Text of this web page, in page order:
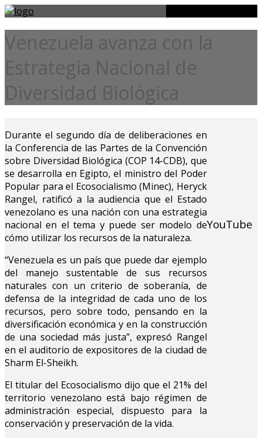
Venezuela avanza con la
Estrategia Nacional de
Diversidad Biológica
Durante el segundo día de deliberaciones en
la Conferencia de las Partes de la Convención
sobre Diversidad Biológica (COP 14-CDB), que
se desarrolla en Egipto, el ministro del Poder
Popular para el Ecosocialismo (Minec), Heryck
Rangel, ratificó a la audiencia que el Estado
venezolano es una nación con una estrategia
nacional en el tema y puede ser modelo de
cómo utilizar los recursos de la naturaleza.
“Venezuela es un país que puede dar ejemplo
del manejo sustentable de sus recursos
naturales con un criterio de soberanía, de
defensa de la integridad de cada uno de los
recursos, pero sobre todo, pensando en la
diversificación económica y en la construcción
de una sociedad más justa”, expresó Rangel
en el auditorio de expositores de la ciudad de
Sharm El-Sheikh.
El titular del Ecosocialismo dijo que el 21% del
territorio venezolano está bajo régimen de
administración especial, dispuesto para la
conservación y preservación de la vida.
YouTube